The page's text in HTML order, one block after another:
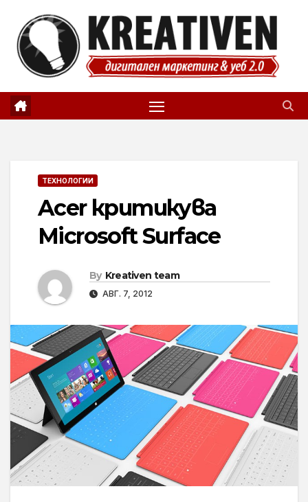
content
ТЕХНОЛОГИИ
Acer критикува
Microsoft Surface
By Kreativen team
АВГ. 7, 2012